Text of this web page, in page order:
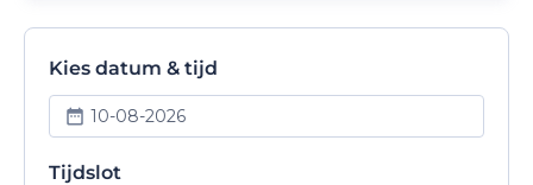
Kies datum & tijd
10-08-2026
Tijdslot